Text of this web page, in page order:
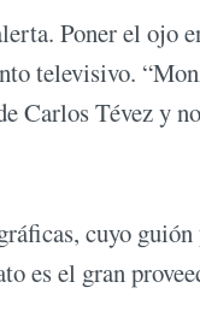
Poner el ojo
televisivo.
Carlos Tévez y
cuyo
es el gran